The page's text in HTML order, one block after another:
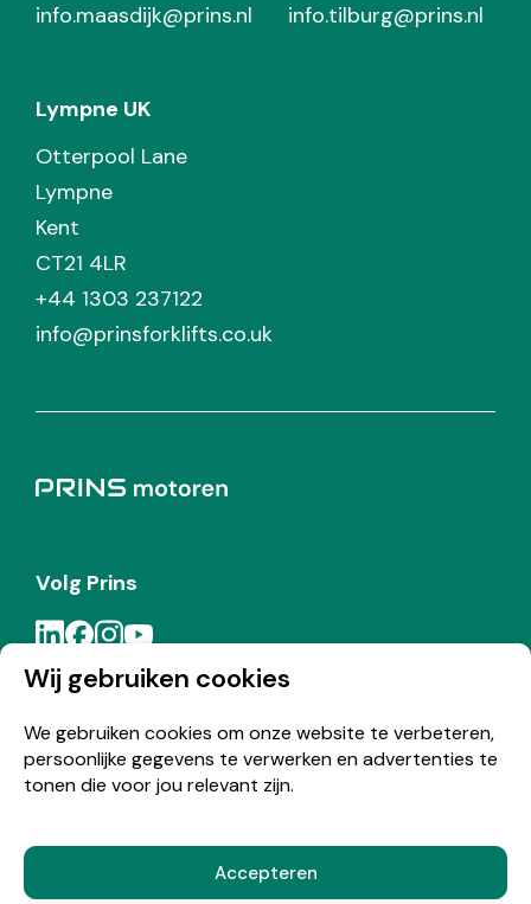
Wij gebruiken cookies
We gebruiken cookies om onze website te verbeteren,
persoonlijke gegevens te verwerken en advertenties te
tonen die voor jou relevant zijn.
Accepteren
info.maasdijk@prins.nl
info.tilburg@prins.nl
Lympne UK
Otterpool Lane
Lympne
Kent
CT21 4LR
+44 1303 237122
info@prinsforklifts.co.uk
Volg Prins
Meld je aan voor de Prins nieuwsbrief
© Copyright 2026 Prins